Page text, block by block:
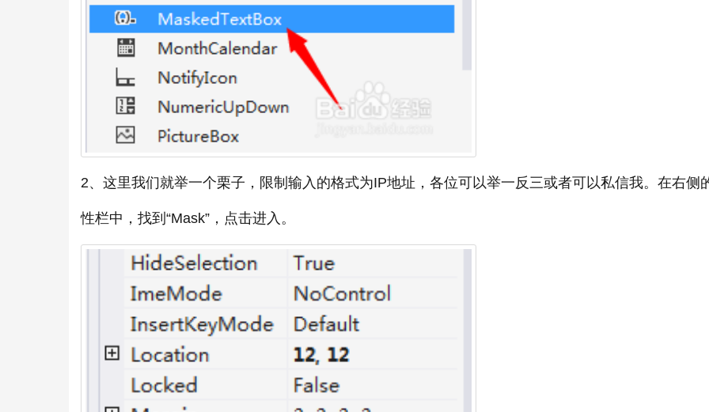
2、这里我们就举一个栗子，限制输入的格式为IP地址，各位可以举一反三或者可以私信我。在右侧
性栏中，找到“Mask”，点击进入。